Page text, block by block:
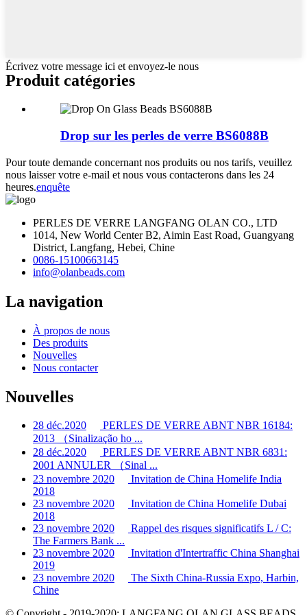
Écrivez votre message ici et envoyez-le nous
Produit catégories
Drop sur les perles de verre BS6088B
Pour toute demande concernant nos produits ou nos tarifs, veuillez
nous laisser votre e-mail et nous vous contacterons dans les 24
heures.enquête
PERLES DE VERRE LANGFANG OLAN CO., LTD
1014, New World Center B2, Aimin East Road, Guangyang
District, Langfang, Hebei, Chine
0086-15100663145
info@olanbeads.com
La navigation
À propos de nous
Des produits
Nouvelles
Nous contacter
Nouvelles
28 déc.2020
PERLES DE VERRE ABNT NBR 16184:
2013 （Sinalização ho ...
28 déc.2020
PERLES DE VERRE ABNT NBR 6831:
2001 ANNULER （Sinal ...
23 novembre 2020
Invitation de China Homelife India
2018
23 novembre 2020
Invitation de China Homelife Dubai
2018
23 novembre 2020
Rappel des risques significatifs L / C:
The Farmers Bank ...
23 novembre 2020
Invitation d'Intertraffic China Shanghai
2019
23 novembre 2020
The Sixth China-Russia Expo, Harbin,
Chine